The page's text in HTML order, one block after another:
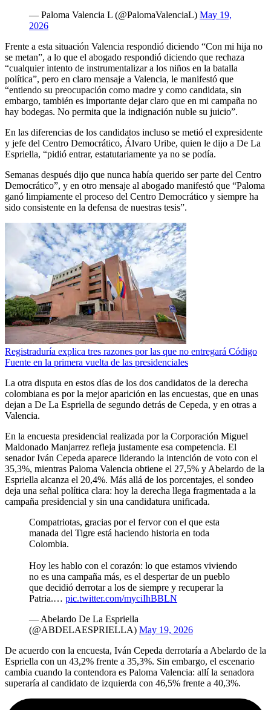
— Paloma Valencia L (@PalomaValenciaL) May 19,
2026
Frente a esta situación Valencia respondió diciendo “Con mi hija no
se metan”, a lo que el abogado respondió diciendo que rechaza
“cualquier intento de instrumentalizar a los niños en la batalla
política”, pero en claro mensaje a Valencia, le manifestó que
“entiendo su preocupación como madre y como candidata, sin
embargo, también es importante dejar claro que en mi campaña no
hay bodegas. No permita que la indignación nuble su juicio”.
En las diferencias de los candidatos incluso se metió el expresidente
y jefe del Centro Democrático, Álvaro Uribe, quien le dijo a De La
Espriella, “pidió entrar, estatutariamente ya no se podía.
Semanas después dijo que nunca había querido ser parte del Centro
Democrático”, y en otro mensaje al abogado manifestó que “Paloma
ganó limpiamente el proceso del Centro Democrático y siempre ha
sido consistente en la defensa de nuestras tesis”.
Registraduría explica tres razones por las que no entregará Código
Fuente en la primera vuelta de las presidenciales
La otra disputa en estos días de los dos candidatos de la derecha
colombiana es por la mejor aparición en las encuestas, que en unas
dejan a De La Espriella de segundo detrás de Cepeda, y en otras a
Valencia.
En la encuesta presidencial realizada por la Corporación Miguel
Maldonado Manjarrez refleja justamente esa competencia. El
senador Iván Cepeda aparece liderando la intención de voto con el
35,3%, mientras Paloma Valencia obtiene el 27,5% y Abelardo de la
Espriella alcanza el 20,4%. Más allá de los porcentajes, el sondeo
deja una señal política clara: hoy la derecha llega fragmentada a la
campaña presidencial y sin una candidatura unificada.
Compatriotas, gracias por el fervor con el que esta
manada del Tigre está haciendo historia en toda
Colombia.
Hoy les hablo con el corazón: lo que estamos viviendo
no es una campaña más, es el despertar de un pueblo
que decidió derrotar a los de siempre y recuperar la
Patria.… pic.twitter.com/myciIhBBLN
— Abelardo De La Espriella
(@ABDELAESPRIELLA) May 19, 2026
De acuerdo con la encuesta, Iván Cepeda derrotaría a Abelardo de la
Espriella con un 43,2% frente a 35,3%. Sin embargo, el escenario
cambia cuando la contendora es Paloma Valencia: allí la senadora
superaría al candidato de izquierda con 46,5% frente a 40,3%.